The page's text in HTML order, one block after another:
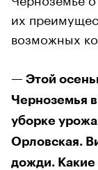
их
возможных
— Этой
Черноземья
уборке
Орловская.
дожди. Какие